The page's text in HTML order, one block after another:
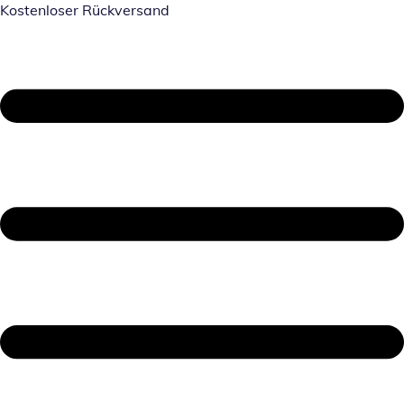
Kostenloser Rückversand